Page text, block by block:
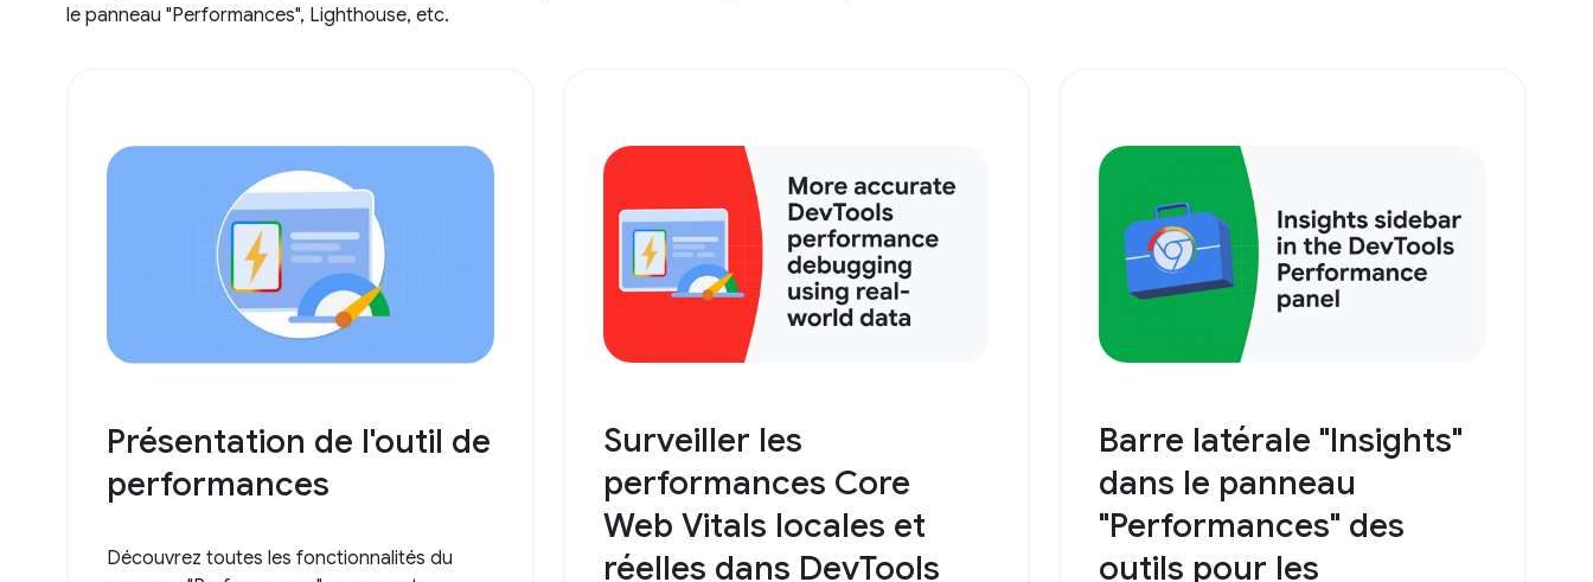
le panneau "Performances", Lighthouse, etc.
Présentation de l'outil de
performances
Découvrez toutes les fonctionnalités du
Surveiller les
performances Core
Web Vitals locales et
réelles dans DevTools
Barre latérale "Insights"
dans le panneau
"Performances" des
outils pour les